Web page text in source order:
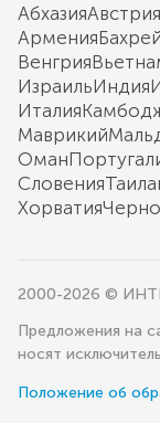
АбхазияАвстрия
Армения
Венгрия
ИзраильИндия
Италия
Маврикий
Оман
Словения
Хорватия
2000-2026 ©
Предложения на
носят
Положение об